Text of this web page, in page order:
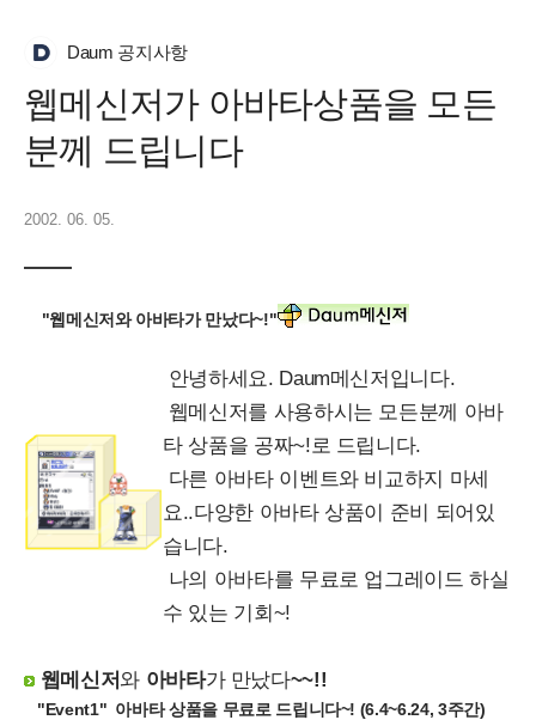
Daum 공지사항
웹메신저가 아바타상품을 모든
분께 드립니다
2002. 06. 05.
"웹메신저와 아바타가 만났다~!"
안녕하세요. Daum메신저입니다.
웹메신저를 사용하시는 모든분께 아바
타 상품을 공짜~!로 드립니다.
다른 아바타 이벤트와 비교하지 마세
요..다양한 아바타 상품이 준비 되어있
습니다.
나의 아바타를 무료로 업그레이드 하실
수 있는 기회~!
웹메신저 와 아바타가 만났다~~!!
"Event1" 아바타 상품을 무료로 드립니다~! (6.4~6.24, 3주간)